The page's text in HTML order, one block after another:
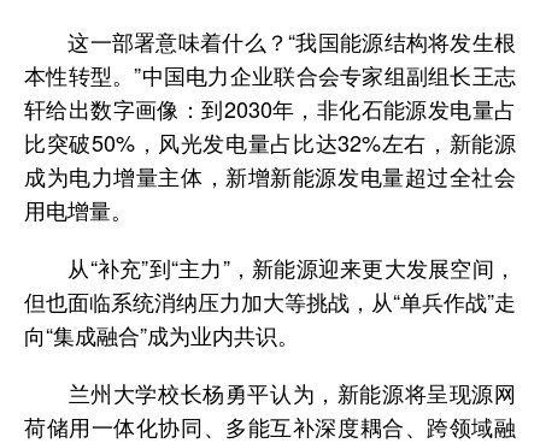
这一部署意味着什么？“我国能源结构将发生根
本性转型。”中国电力企业联合会专家组副组长王志
轩给出数字画像：到2030年，非化石能源发电量占
比突破50%，风光发电量占比达32%左右，新能源
成为电力增量主体，新增新能源发电量超过全社会
用电增量。
从“补充”到“主力”，新能源迎来更大发展空间，
但也面临系统消纳压力加大等挑战，从“单兵作战”走
向“集成融合”成为业内共识。
兰州大学校长杨勇平认为，新能源将呈现源网
荷储用一体化协同、多能互补深度耦合、跨领域融